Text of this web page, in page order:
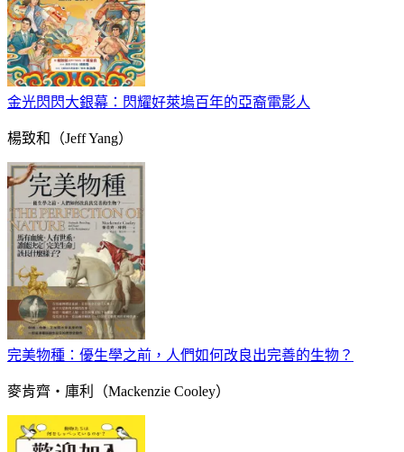
金光閃閃大銀幕：閃耀好萊塢百年的亞裔電影人
楊致和（Jeff Yang）
完美物種：優生學之前，人們如何改良出完善的生物？
麥肯齊‧庫利（Mackenzie Cooley）